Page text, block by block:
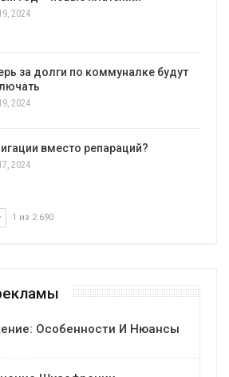
2024
за долги по коммуналке будут
2024
вместо репараций?
2024
1 из 2 690
Особенности И Нюансы